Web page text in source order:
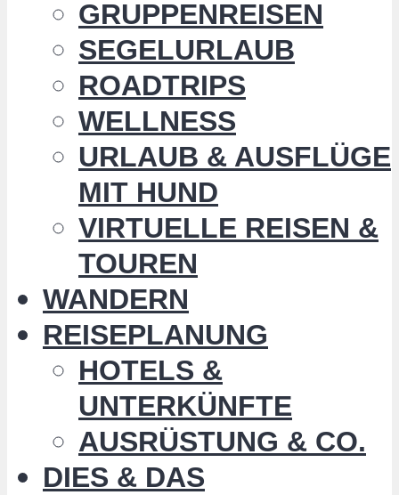
GRUPPENREISEN
SEGELURLAUB
ROADTRIPS
WELLNESS
URLAUB & AUSFLÜGE
MIT HUND
VIRTUELLE REISEN &
TOUREN
WANDERN
REISEPLANUNG
HOTELS &
UNTERKÜNFTE
AUSRÜSTUNG & CO.
DIES & DAS